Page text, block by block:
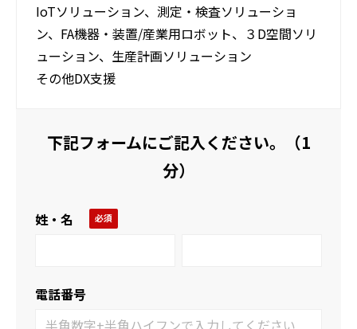
IoTソリューション、測定・検査ソリューショ
ン、FA機器・装置/産業用ロボット、３D空間ソリ
ューション、生産計画ソリューション
その他DX支援
下記フォームにご記入ください。（1
分）
姓・名
電話番号